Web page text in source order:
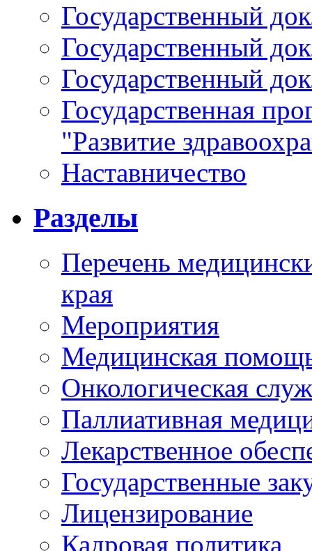
Государственный
Государственный
Государственный
Государственная
"Развитие
Наставничество
Разделы
Перечень
края
Мероприятия
Медицинская
Онкологическая
Паллиативная
Лекарственное
Государственные
Лицензирование
Кадровая политика